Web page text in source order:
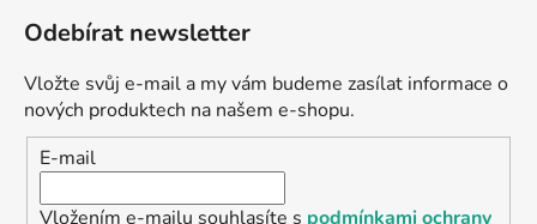
Odebírat newsletter
Vložte svůj e-mail a my vám budeme zasílat informace o
nových produktech na našem e-shopu.
E-mail
Vložením e-mailu souhlasíte s podmínkami ochrany